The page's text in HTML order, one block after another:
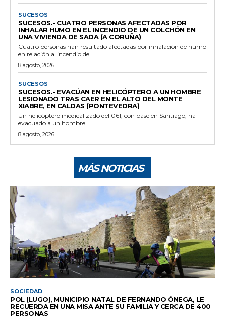
SUCESOS
SUCESOS.- CUATRO PERSONAS AFECTADAS POR
INHALAR HUMO EN EL INCENDIO DE UN COLCHÓN EN
UNA VIVIENDA DE SADA (A CORUÑA)
Cuatro personas han resultado afectadas por inhalación de humo
en relación al incendio de...
8 agosto, 2026
SUCESOS
SUCESOS.- EVACÚAN EN HELICÓPTERO A UN HOMBRE
LESIONADO TRAS CAER EN EL ALTO DEL MONTE
XIABRE, EN CALDAS (PONTEVEDRA)
Un helicóptero medicalizado del 061, con base en Santiago, ha
evacuado a un hombre...
8 agosto, 2026
MÁS NOTICIAS
SOCIEDAD
POL (LUGO), MUNICIPIO NATAL DE FERNANDO ÓNEGA, LE
RECUERDA EN UNA MISA ANTE SU FAMILIA Y CERCA DE 400
PERSONAS